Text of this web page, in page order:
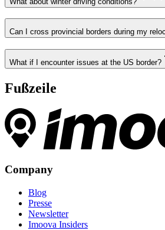
Can I cross provincial borders during my
What if I encounter issues at the US border?
Fußzeile
Company
Blog
Presse
Newsletter
Imoova Insiders